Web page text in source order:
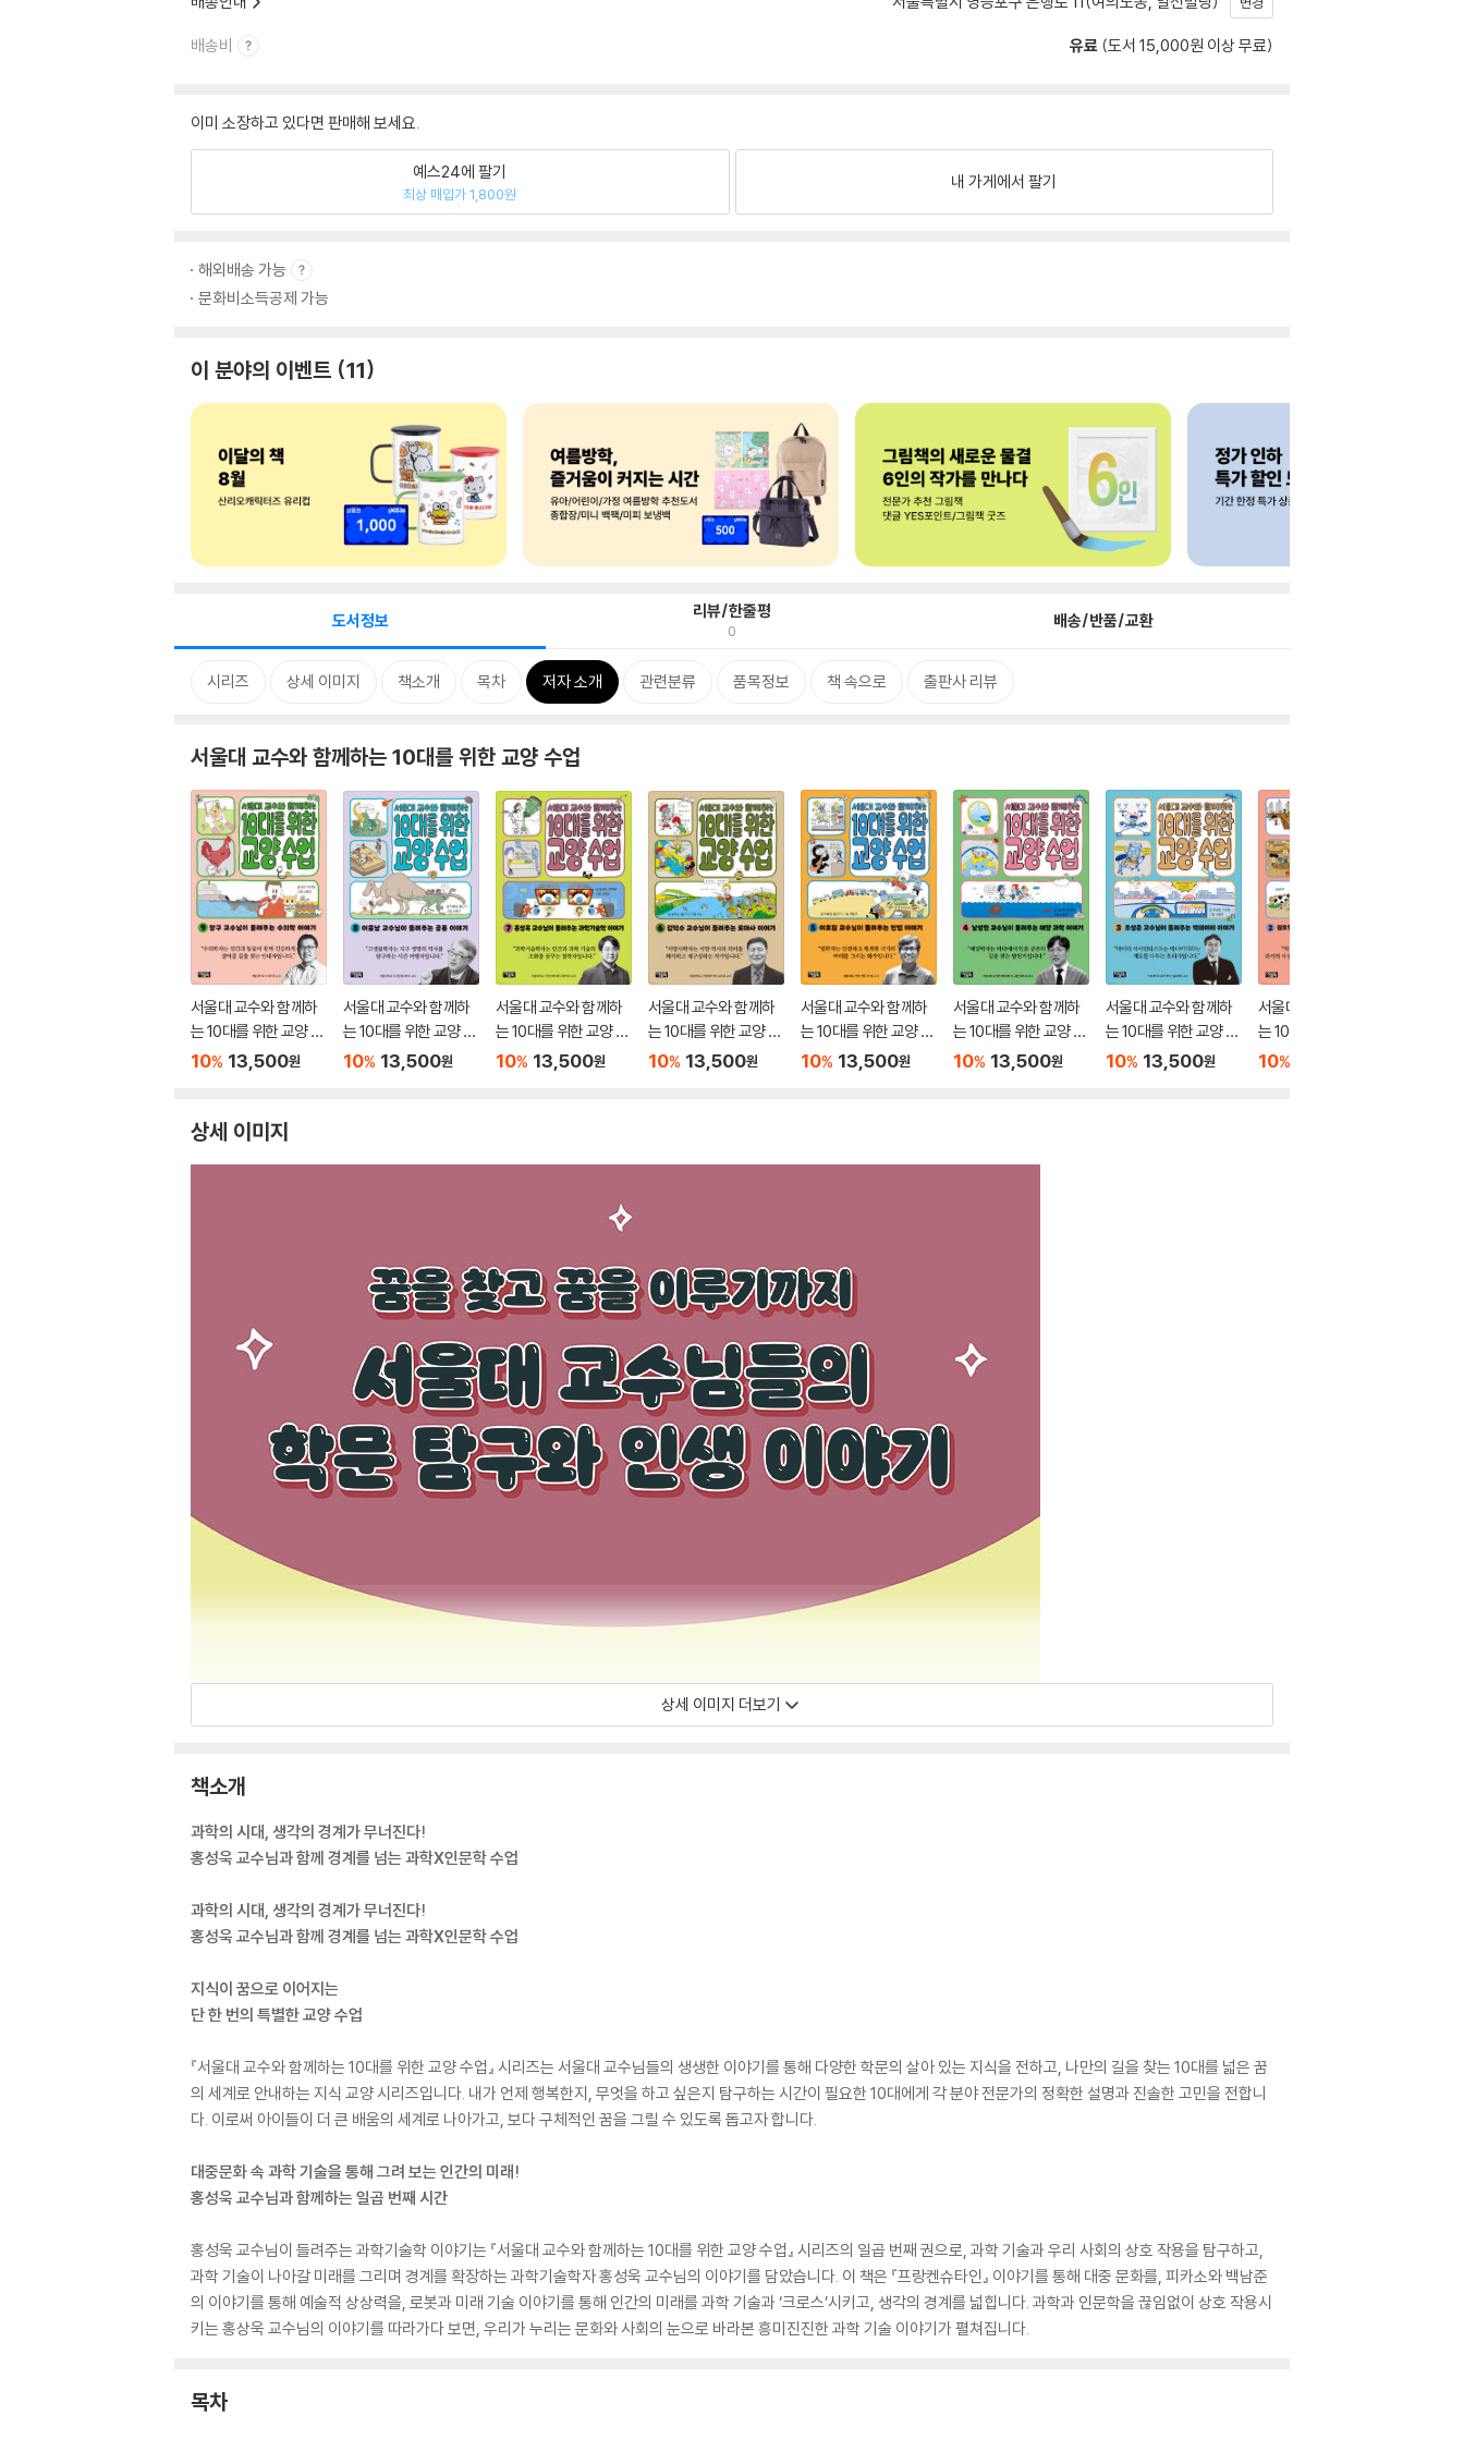
배송비 유료 (도서 15,000원 이상 무료)
이미 소장하고 있다면 판매해 보세요.
예스24에 팔기
최상 매입가 1,800원
내 가게에서 팔기
해외배송 가능
문화비소득공제 가능
이 분야의 이벤트 11
도서정보 리뷰/한줄평
0 배송/반품/교환
시리즈 상세 이미지 책소개 목차 저자 소개 관련분류 품목정보 책 속으로 출판사 리뷰
서울대 교수와 함께하는 10대를 위한 교양 수업
서울대 교수와 함께하
는 10대를 위한 교양 수
업 9
10% 13,500원
서울대 교수와 함께하
는 10대를 위한 교양 수
업 8
10% 13,500원
서울대 교수와 함께하
는 10대를 위한 교양 수
업 7
10% 13,500원
서울대 교수와 함께하
는 10대를 위한 교양 수
업 6
10% 13,500원
서울대 교수와 함께하
는 10대를 위한 교양 수
업 5
10% 13,500원
서울대 교수와 함께하
는 10대를 위한 교양 수
업 4
10% 13,500원
서울대 교수와 함께하
는 10대를 위한 교양 수
업 3
10% 13,500원
서울대 교수와 함께하
는 10대를 위한 교양 수
업 2
10%
상세 이미지
상세 이미지 더보기
책소개
과학의 시대, 생각의 경계가 무너진다!
홍성욱 교수님과 함께 경계를 넘는 과학X인문학 수업
과학의 시대, 생각의 경계가 무너진다!
홍성욱 교수님과 함께 경계를 넘는 과학X인문학 수업
지식이 꿈으로 이어지는
단 한 번의 특별한 교양 수업
『서울대 교수와 함께하는 10대를 위한 교양 수업』 시리즈는 서울대 교수님들의 생생한 이야기를 통해 다양한 학문의 살아 있는 지식을 전하고, 나만의 길을 찾는 10대를 넓은 꿈
의 세계로 안내하는 지식 교양 시리즈입니다. 내가 언제 행복한지, 무엇을 하고 싶은지 탐구하는 시간이 필요한 10대에게 각 분야 전문가의 정확한 설명과 진솔한 고민을 전합니
다. 이로써 아이들이 더 큰 배움의 세계로 나아가고, 보다 구체적인 꿈을 그릴 수 있도록 돕고자 합니다.
대중문화 속 과학 기술을 통해 그려 보는 인간의 미래!
홍성욱 교수님과 함께하는 일곱 번째 시간
홍성욱 교수님이 들려주는 과학기술학 이야기는 『서울대 교수와 함께하는 10대를 위한 교양 수업』 시리즈의 일곱 번째 권으로, 과학 기술과 우리 사회의 상호 작용을 탐구하고,
과학 기술이 나아갈 미래를 그리며 경계를 확장하는 과학기술학자 홍성욱 교수님의 이야기를 담았습니다. 이 책은 『프랑켄슈타인』 이야기를 통해 대중 문화를, 피카소와 백남준
의 이야기를 통해 예술적 상상력을, 로봇과 미래 기술 이야기를 통해 인간의 미래를 과학 기술과 ‘크로스’시키고, 생각의 경계를 넓힙니다. 과학과 인문학을 끊임없이 상호 작용시
키는 홍상욱 교수님의 이야기를 따라가다 보면, 우리가 누리는 문화와 사회의 눈으로 바라본 흥미진진한 과학 기술 이야기가 펼쳐집니다.
목차